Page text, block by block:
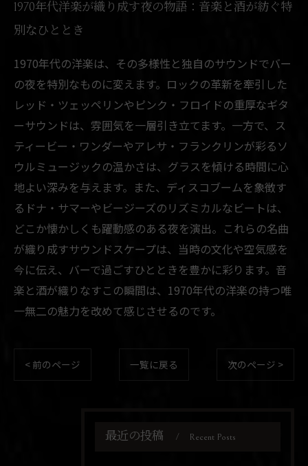
1970年代洋楽が織り成す夜の物語：音楽と酒が紡ぐ特
別なひととき
1970年代の洋楽は、その多様性と独自のサウンドでバー
の夜を特別なものに変えます。ロックの革新を牽引した
レッド・ツェッペリンやピンク・フロイドの重厚なギタ
ーサウンドは、雰囲気を一層引き立てます。一方で、ス
ティービー・ワンダーやアレサ・フランクリンが彩るソ
ウルミュージックの温かさは、グラスを傾ける時間に心
地よい深みを与えます。また、ディスコブームを象徴す
るドナ・サマーやビージーズのリズミカルなビートは、
どこか懐かしくも躍動感のある夜を演出。これらの名曲
が織り成すサウンドスケープは、当時の文化や空気感を
今に伝え、バーで過ごすひとときを豊かに彩ります。音
楽と酒が織りなすこの瞬間は、1970年代の洋楽の持つ唯
一無二の魅力を改めて感じさせるのです。
< 前のページ 一覧に戻る 次のページ >
最近の投稿 Recent Posts